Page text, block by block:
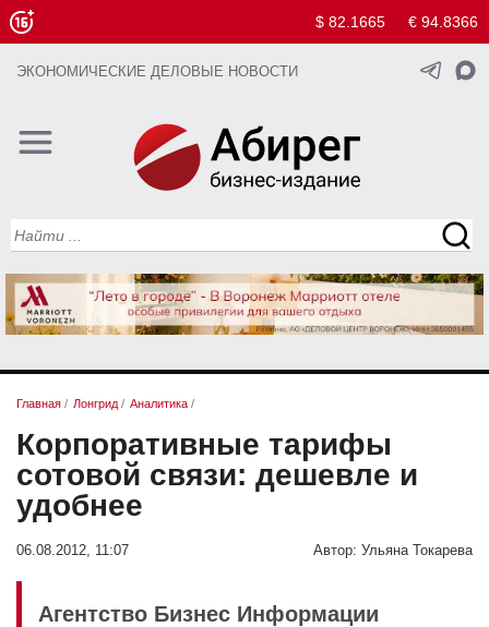
$ 82.1665 € 94.8366
ЭКОНОМИЧЕСКИЕ ДЕЛОВЫЕ НОВОСТИ
Главная / Лонгрид / Аналитика /
Корпоративные тарифы
сотовой связи: дешевле и
удобнее
06.08.2012, 11:07 Автор: Ульяна Токарева
Агентство Бизнес Информации